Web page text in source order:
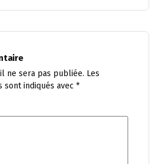
ne sera pas publiée. Les
sont indiqués avec *